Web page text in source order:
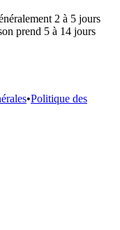
2 à 5 jours
prend 5 à 14 jours
•Politique des